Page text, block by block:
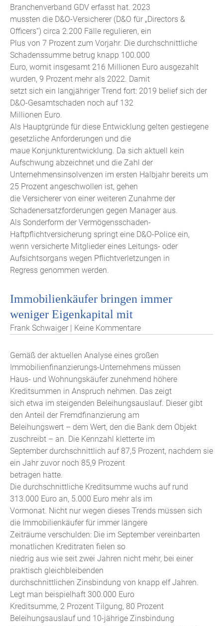
Branchenverband GDV erfasst hat. 2023
mussten die D&O-Versicherer (D&O für „Directors &
Officers“) circa 2.200 Fälle regulieren, ein
Plus von 7 Prozent zum Vorjahr. Die durchschnittliche
Schadenssumme betrug knapp 100.000
Euro, womit insgesamt 216 Millionen Euro ausgezahlt
wurden, 9 Prozent mehr als 2022. Damit
setzt sich ein langjähriger Trend fort: 2019 belief sich der
D&O-Gesamtschaden noch auf 132
Millionen Euro.
Als Hauptgründe für diese Entwicklung gelten gestiegene
gesetzliche Anforderungen und die
maue Konjunkturentwicklung. Da sich aktuell kein
Aufschwung abzeichnet und die Zahl der
Unternehmensinsolvenzen im ersten Halbjahr bereits um
25 Prozent angeschwollen ist, gehen
die Versicherer von einer weiteren Zunahme der
Schadenersatzforderungen gegen Manager aus.
Als Sonderform der Vermögensschaden-
Haftpflichtversicherung springt eine D&O-Police ein,
wenn versicherte Mitglieder eines Leitungs- oder
Aufsichtsorgans wegen Pflichtverletzungen in
Regress genommen werden.
Immobilienkäufer bringen immer
weniger Eigenkapital mit
Frank Schwaiger | Keine Kommentare
Gemäß der aktuellen Analyse eines großen
Immobilienfinanzierungs-Unternehmens müssen
Haus- und Wohnungskäufer zunehmend höhere
Kreditsummen in Anspruch nehmen. Das zeigt
sich etwa im steigenden Beleihungsauslauf. Dieser gibt
den Anteil der Fremdfinanzierung am
Beleihungswert – dem Wert, den die Bank dem Objekt
zuschreibt – an. Die Kennzahl kletterte im
September durchschnittlich auf 87,5 Prozent, nachdem sie
ein Jahr zuvor noch 85,9 Prozent
betragen hatte.
Die durchschnittliche Kreditsumme wuchs auf rund
313.000 Euro an, 5.000 Euro mehr als im
Vormonat. Nicht nur wegen dieses Trends müssen sich
die Immobilienkäufer für immer längere
Zeiträume verschulden: Die im September vereinbarten
monatlichen Kreditraten fielen so
niedrig aus wie seit zwei Jahren nicht mehr, bei einer
praktisch gleichbleibenden
durchschnittlichen Zinsbindung von knapp elf Jahren.
Legt man beispielhaft 300.000 Euro
Kreditsumme, 2 Prozent Tilgung, 80 Prozent
Beleihungsauslauf und 10-jährige Zinsbindung